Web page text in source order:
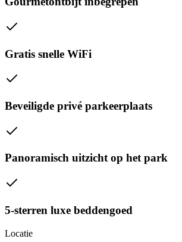
Gratis snelle WiFi
Beveiligde privé parkeerplaats
Panoramisch uitzicht op het park
5-sterren luxe beddengoed
Locatie